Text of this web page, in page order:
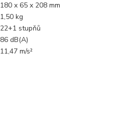
180 x 65 x 208 mm
1,50 kg
22+1 stupňů
86 dB(A)
11,47 m/s²